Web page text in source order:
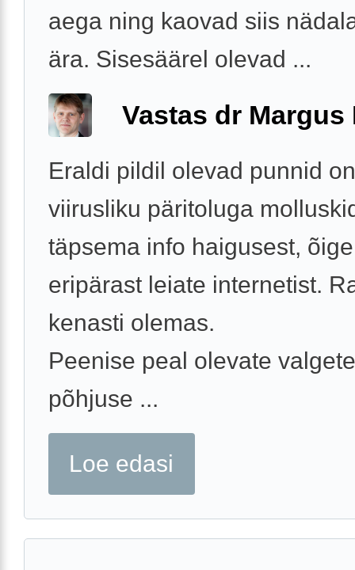
aega ning kaovad siis
ära. Sisesäärel olevad ...
Vastas dr Margus
Eraldi pildil olevad punnid
viirusliku päritoluga
täpsema info haigusest,
eripärast leiate internetist.
kenasti olemas.
Peenise peal olevate
põhjuse ...
Loe edasi